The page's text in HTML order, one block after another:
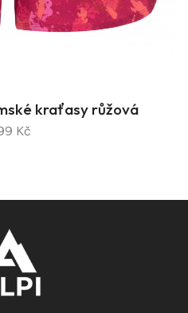
kraťasy růžová
Kč